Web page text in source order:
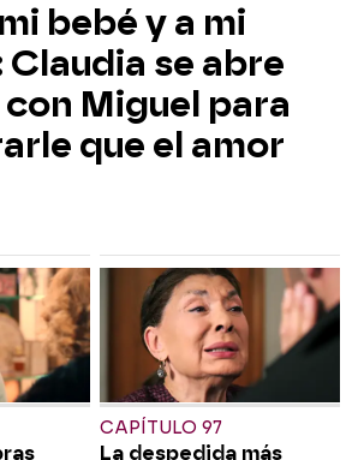
bebé y a mi
Claudia se abre
Miguel para
que el amor
CAPÍTULO 97
La despedida más